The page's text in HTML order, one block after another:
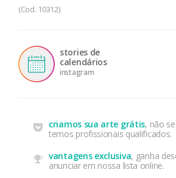
(Cod. 10312)
stories de
calendários
instagram
criamos sua arte grátis, não
temos profissionais qualificados.
vantagens exclusiva, ganha
anunciar em nossa lista online.